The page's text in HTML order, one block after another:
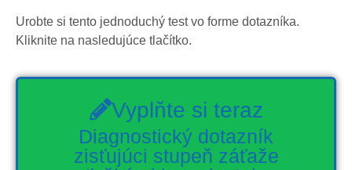
Urobte si tento jednoduchý test vo forme dotazníka.
Kliknite na nasledujúce tlačítko.
Vyplňte si teraz
Diagnostický dotazník
zisťujúci stupeň záťaže